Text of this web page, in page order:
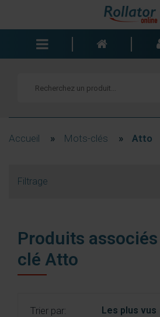
Fauteuils roulants
Blogs
Contact
nl
fr
Accueil » Mots-clés » Atto
Filtrage
Produits
clé Atto
Trier par: